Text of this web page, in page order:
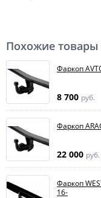
Похожие товары
Фаркоп
8 700 руб.
Фаркоп
22 000 руб.
Фаркоп
16-